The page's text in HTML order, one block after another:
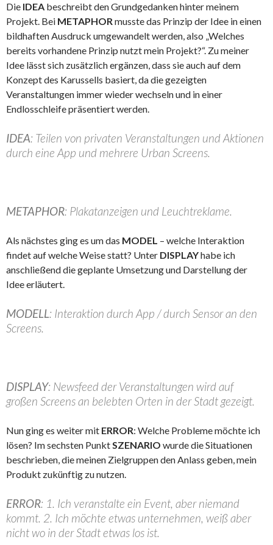
Die IDEA beschreibt den Grundgedanken hinter meinem
Projekt. Bei METAPHORmusste das Prinzip der Idee in einen
bildhaften Ausdruck umgewandelt werden, also „Welches
bereits vorhandene Prinzip nutzt mein Projekt?“. Zu meiner
Idee lässt sich zusätzlich ergänzen, dass sie auch auf dem
Konzept des Karussells basiert, da die gezeigten
Veranstaltungen immer wieder wechseln und in einer
Endlosschleife präsentiert werden.
IDEA: Teilen von privaten Veranstaltungen und Aktionen
durch eine App und mehrere Urban Screens.
METAPHOR: Plakatanzeigen und Leuchtreklame.
Als nächstes ging es um das MODEL – welche Interaktion
findet auf welche Weise statt? Unter DISPLAYhabe ich
anschließend die geplante Umsetzung und Darstellung der
Idee erläutert.
MODELL: Interaktion durch App / durch Sensor an den
Screens.
DISPLAY: Newsfeed der Veranstaltungen wird auf
großen Screens an belebten Orten in der Stadt gezeigt.
Nun ging es weiter mit ERROR: Welche Probleme möchte ich
lösen? Im sechsten PunktSZENARIO wurde die Situationen
beschrieben, die meinen Zielgruppen den Anlass geben, mein
Produkt zukünftig zu nutzen.
ERROR: 1. Ich veranstalte ein Event, aber niemand
kommt. 2. Ich möchte etwas unternehmen, weiß aber
nicht wo in der Stadt etwas los ist.